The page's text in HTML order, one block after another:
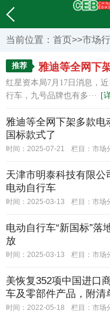
当前位置： 首页>>市场
推荐
雅迪等全网下
始生产新国标款式了
红星资本局7月17日消息，
行车，九号品牌也有多···
[
雅迪等全网下架多款
国标款式了
时间：2025-07-21 栏目： 市场
天津市明泰科技有限
电动自行车
时间：2025-03-13 栏目： 市场
电动自行车“新国标”落
放
时间：2025-03-13 栏目： 市场
美恢复352项中国进口
车及零部件产品，附清
时间：2022-05-18 栏目： 市场